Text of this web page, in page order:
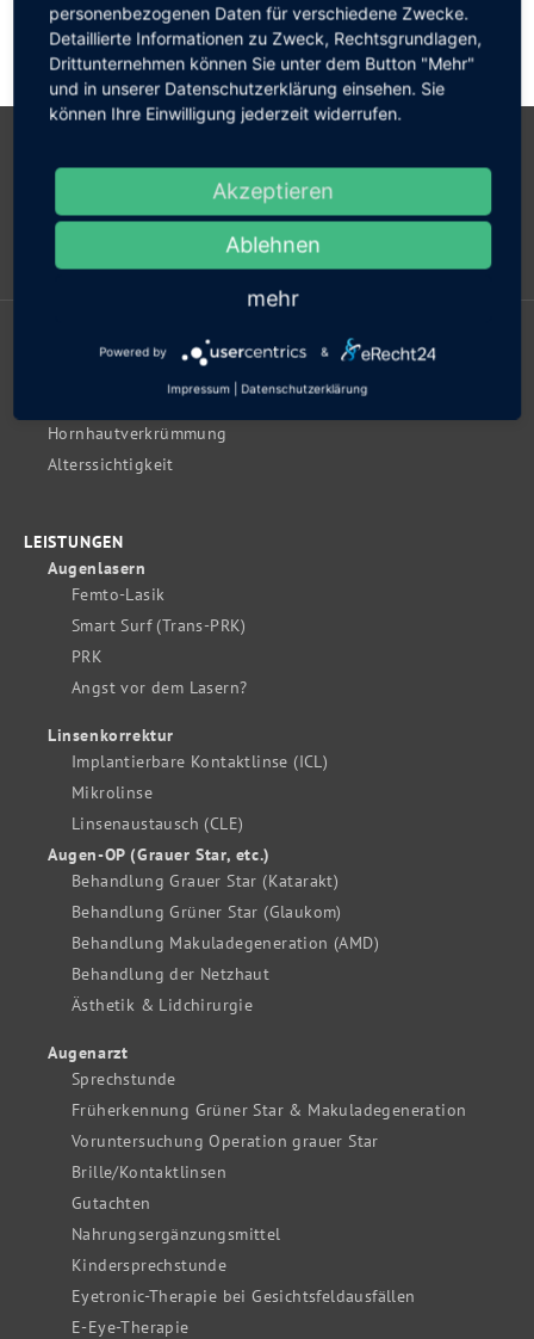
Kontakt
IHRE FEHLSICHTIGKEIT
Kurzsichtigkeit lasern und Linsenkorrektur
Hornhautverkrümmung
Alterssichtigkeit
LEISTUNGEN
Augenlasern
Femto-Lasik
Smart Surf (Trans-PRK)
PRK
Angst vor dem Lasern?
Linsenkorrektur
Implantierbare Kontaktlinse (ICL)
Mikrolinse
Linsenaustausch (CLE)
Augen-OP (Grauer Star, etc.)
Behandlung Grauer Star (Katarakt)
Behandlung Grüner Star (Glaukom)
Behandlung Makuladegeneration (AMD)
Behandlung der Netzhaut
Ästhetik & Lidchirurgie
Augenarzt
Sprechstunde
Früherkennung Grüner Star & Makuladegeneration
Voruntersuchung Operation grauer Star
Brille/Kontaktlinsen
Gutachten
Nahrungsergänzungsmittel
Kindersprechstunde
Eyetronic-Therapie bei Gesichtsfeldausfällen
E-Eye-Therapie
personenbezogenen Daten für verschiedene Zwecke.
Detaillierte Informationen zu Zweck, Rechtsgrundlagen,
Drittunternehmen können Sie unter dem Button "Mehr"
und in unserer Datenschutzerklärung einsehen. Sie
können Ihre Einwilligung jederzeit widerrufen.
Akzeptieren
Ablehnen
mehr
Powered by &
Impressum Datenschutzerklärung